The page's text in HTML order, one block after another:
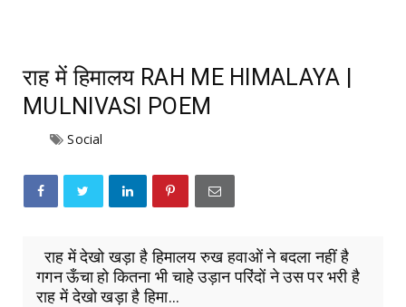
राह में हिमालय RAH ME HIMALAYA |
MULNIVASI POEM
Social
राह में देखो खड़ा है हिमालय रुख हवाओं ने बदला नहीं है
गगन ऊँचा हो कितना भी चाहे उड़ान परिंदों ने उस पर भरी है
राह में देखो खड़ा है हिमा...